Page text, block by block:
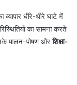
धीरे-धीरे घाटे में
का सामना करते
पालन-पोषण औरशिक्षा-